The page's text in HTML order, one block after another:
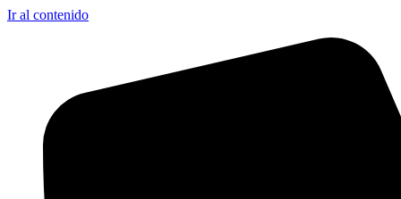
Ir al contenido